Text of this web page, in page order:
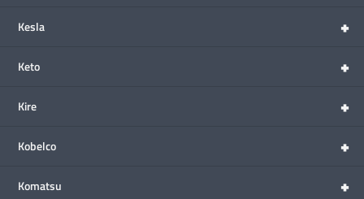
+
Kesla
+
Keto
+
Kire
+
Kobelco
+
Komatsu